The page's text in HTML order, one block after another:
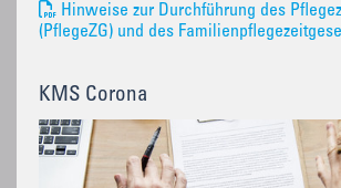
Hinweise zur Durchführung des
(PflegeZG) und des
KMS Corona